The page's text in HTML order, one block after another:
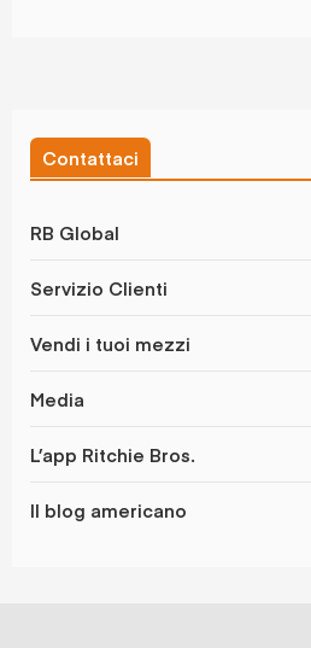
Contattaci
RB Global
Servizio Clienti
Vendi i tuoi mezzi
Media
L’app Ritchie Bros.
Il blog americano